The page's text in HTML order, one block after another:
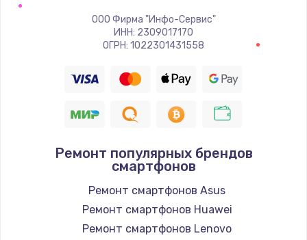
1530 руб.
Заказать
Ремонт петель крышки
Заказать
Замена вебкамеры
1740 руб.
Заказать
Установка драйверов
ООО Фирма "Инфо-Сервис"
ИНН: 2309017170
ОГРН: 1022301431558
Ремонт популярных брендов
смартфонов
Ремонт смартфонов Asus
Ремонт смартфонов Huawei
Ремонт смартфонов Lenovo